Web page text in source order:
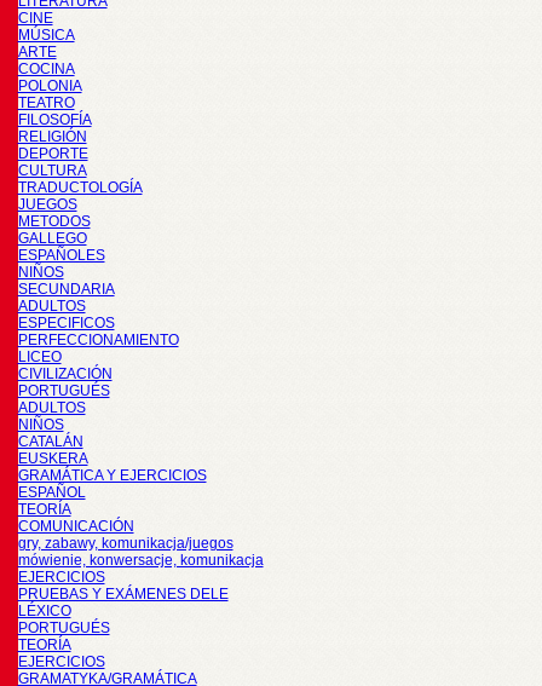
CINE
MÚSICA
ARTE
COCINA
POLONIA
TEATRO
FILOSOFÍA
RELIGIÓN
DEPORTE
CULTURA
TRADUCTOLOGÍA
JUEGOS
METODOS
GALLEGO
ESPAÑOLES
NIÑOS
SECUNDARIA
ADULTOS
ESPECIFICOS
PERFECCIONAMIENTO
LICEO
CIVILIZACIÓN
PORTUGUÉS
ADULTOS
NIÑOS
CATALÁN
EUSKERA
GRAMÁTICA Y EJERCICIOS
ESPAÑOL
TEORÍA
COMUNICACIÓN
gry, zabawy, komunikacja/juegos
mówienie, konwersacje, komunikacja
EJERCICIOS
PRUEBAS Y EXÁMENES DELE
LÉXICO
PORTUGUÉS
TEORÍA
EJERCICIOS
GRAMATYKA/GRAMÁTICA